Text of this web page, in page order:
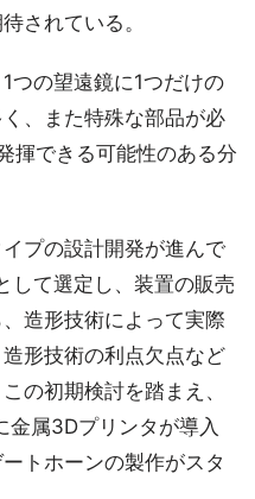
されている。
つの望遠鏡に1つだけの
、また特殊な部品が必
揮できる可能性のある分
プの設計開発が進んで
して選定し、装置の販売
造形技術によって実際
形技術の利点欠点など
の初期検討を踏まえ、
金属3Dプリンタが導入
トホーンの製作がスタ